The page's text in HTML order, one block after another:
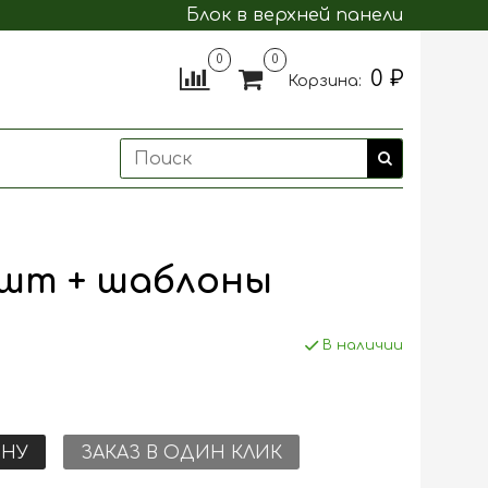
Блок в верхней панели
0 0
Корзина: 0 ₽
+ шаблоны
В наличии
ЗАКАЗ В ОДИН КЛИК